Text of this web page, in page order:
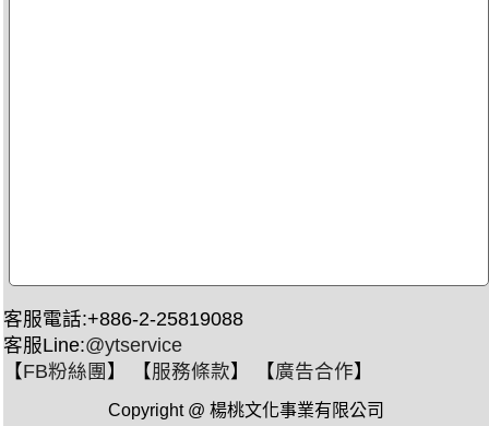
客服電話:+886-2-25819088
客服Line:@ytservice
【FB粉絲團 】 【服務條款】 【廣告合作】
Copyright @ 楊桃文化事業有限公司